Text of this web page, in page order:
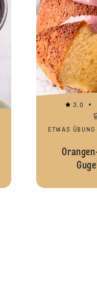
3.0
ETWAS